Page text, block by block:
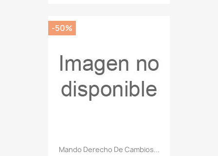
Mando Derecho De Cambios...
-50%